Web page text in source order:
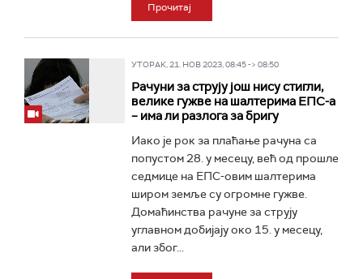
Прочитај
УТОРАК, 21. НОВ 2023, 08:45 -> 08:50
Рачуни за струју још нису стигли,
велике гужве на шалтерима ЕПС-а
– има ли разлога за бригу
Иако је рок за плаћање рачуна са
попустом 28. у месецу, већ од прошле
седмице на ЕПС-овим шалтерима
широм земље су огромне гужве.
Домаћинства рачуне за струју
углавном добијају око 15. у месецу,
али због...